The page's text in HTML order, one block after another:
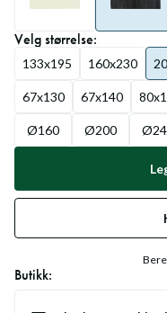
Velgstørrelse:
133x195 160x230
67x130 67x140
Ø160 Ø200
Butikk: